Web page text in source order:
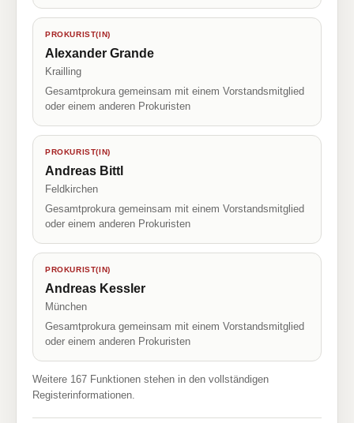
PROKURIST(IN)
Alexander Grande
Krailling
Gesamtprokura gemeinsam mit einem Vorstandsmitglied
oder einem anderen Prokuristen
PROKURIST(IN)
Andreas Bittl
Feldkirchen
Gesamtprokura gemeinsam mit einem Vorstandsmitglied
oder einem anderen Prokuristen
PROKURIST(IN)
Andreas Kessler
München
Gesamtprokura gemeinsam mit einem Vorstandsmitglied
oder einem anderen Prokuristen
Weitere 167 Funktionen stehen in den vollständigen
Registerinformationen.